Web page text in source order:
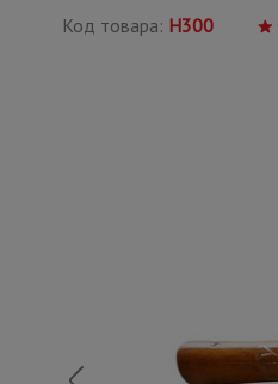
Сетка,
Код товара: Н300